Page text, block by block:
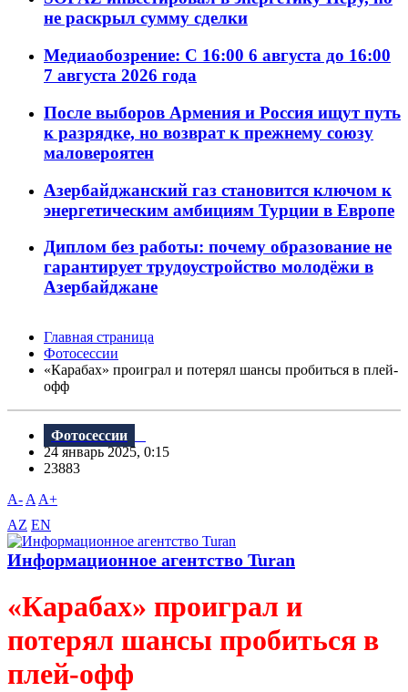
не раскрыл сумму сделки
Медиаобозрение: С 16:00 6 августа до 16:00
7 августа 2026 года
После выборов Армения и Россия ищут путь
к разрядке, но возврат к прежнему союзу
маловероятен
Азербайджанский газ становится ключом к
энергетическим амбициям Турции в Европе
Диплом без работы: почему образование не
гарантирует трудоустройство молодёжи в
Азербайджане
Главная страница
Фотосессии
«Карабах» проиграл и потерял шансы пробиться в плей-
офф
Фотосессии
24 январь 2025, 0:15
23883
A- A A+
AZ EN
Информационное агентство Turan
«Карабах» проиграл и
потерял шансы пробиться в
плей-офф